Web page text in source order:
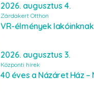
2026. augusztus 4.
Zárdakert Otthon
VR-élmények lakóinknak
2026. augusztus 3.
Központi hírek